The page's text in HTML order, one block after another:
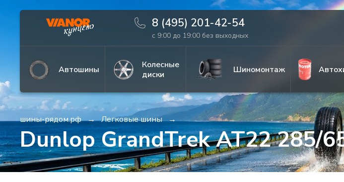
8 (495) 201-42-54
с 9:00 до 19:00 без выходных
Автошины
Колесные
диски
Шиномонтаж
шины-рядом.рф Легковые шины
Dunlop GrandTrek AT22 285/
Информация Фото товара